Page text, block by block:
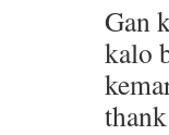
Gan
kalo